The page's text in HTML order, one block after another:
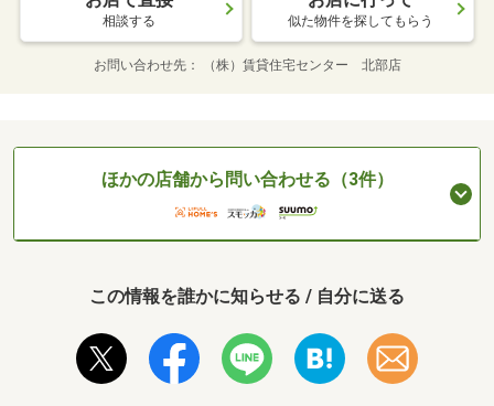
相談する 似た物件を探してもらう
お問い合わせ先 （株）賃貸住宅センター 北部店
ほかの店舗から問い合わせる（3件）
この情報を誰かに知らせる / 自分に送る